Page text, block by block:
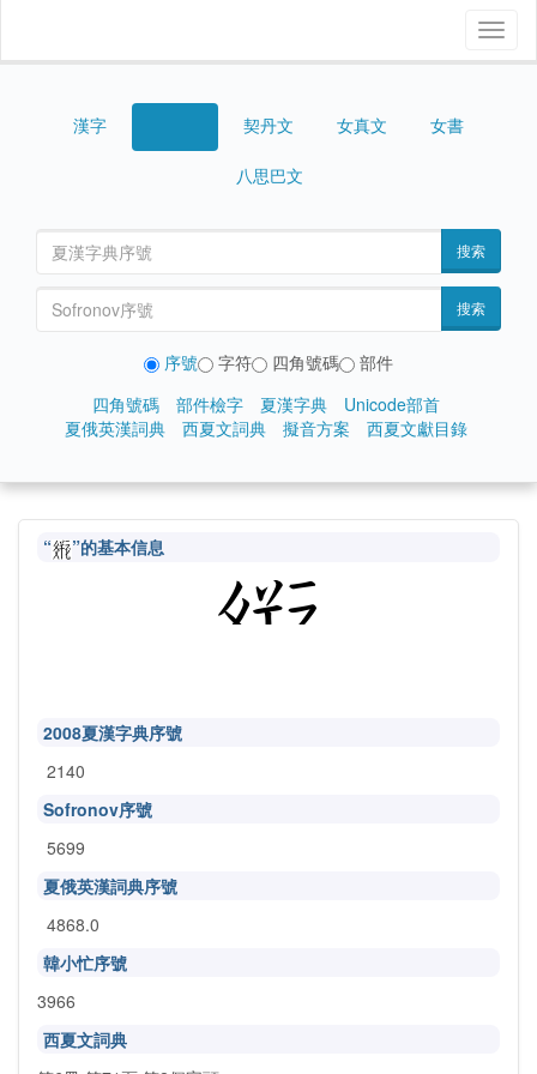
漢字 契丹文 女真文 女書
八思巴文
搜索
搜索
序號 字符 四角號碼
部件
四角號碼
部件檢字 夏漢字典
Unicode部首
夏俄英漢詞典
西夏文詞典 擬音方案 西夏文獻目錄
“ ”的基本信息
2008夏漢字典序號
2140
Sofronov序號
5699
夏俄英漢詞典序號
4868.0
韓小忙序號
3966
西夏文詞典